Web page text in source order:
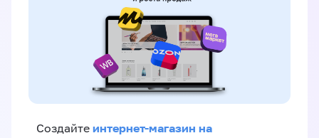
Создайте интернет-магазин на